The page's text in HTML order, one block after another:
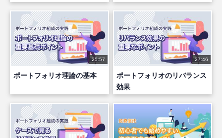
25:57
ポートフォリオ理論の基本
27:46
ポートフォリオのリバランス
効果